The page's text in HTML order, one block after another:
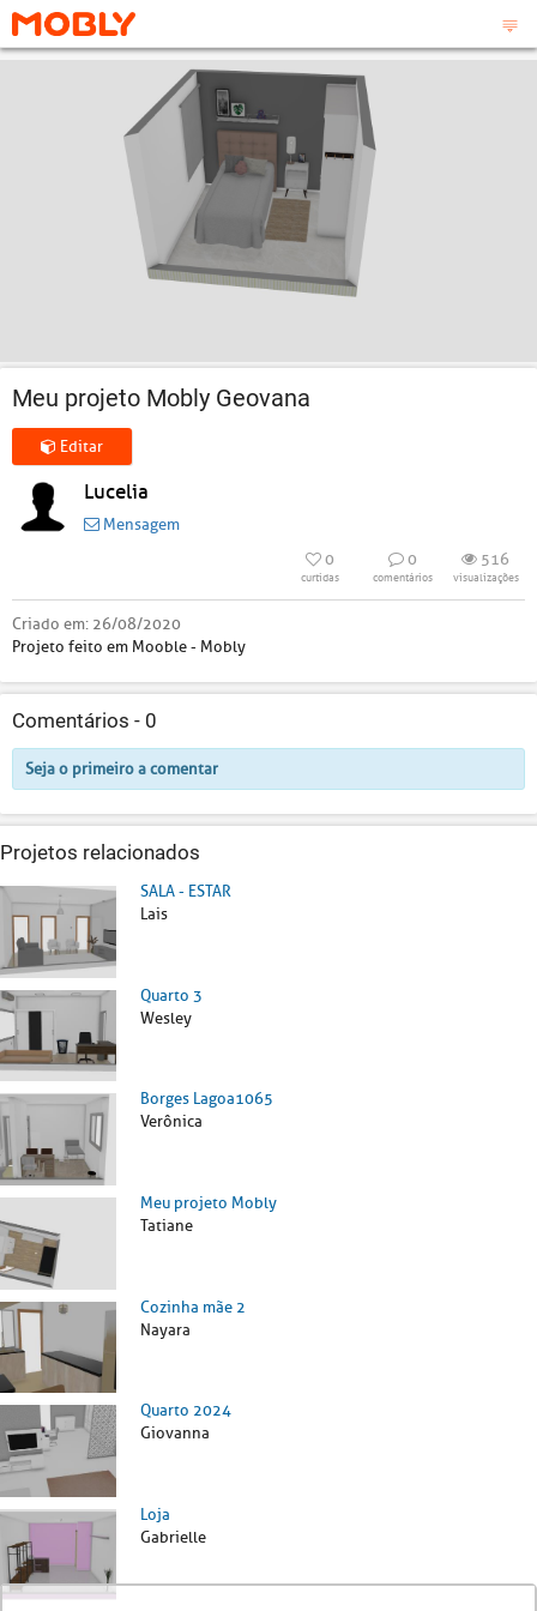
Meu projeto Mobly Geovana
Editar
Lucelia
Mensagem
0
curtidas
0
comentários
516
visualizações
Criado em: 26/08/2020
Projeto feito em Mooble - Mobly
Comentários - 0
Seja o primeiro a comentar
Projetos relacionados
SALA - ESTAR
Lais
Quarto 3
Wesley
Borges Lagoa1065
Verônica
Meu projeto Mobly
Tatiane
Cozinha mãe 2
Nayara
Quarto 2024
Giovanna
Loja
Gabrielle